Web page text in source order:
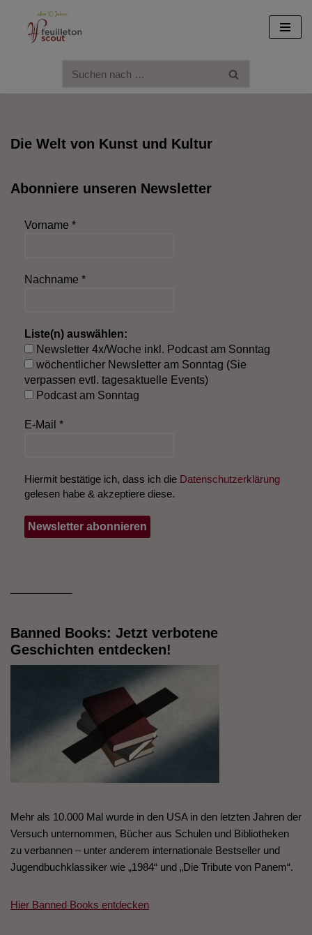
Zum
Die Welt von Kunst und Kultur
Abonniere unseren Newsletter
Vorname *
Nachname *
Liste(n) auswählen:
Newsletter 4x/Woche inkl. Podcast am Sonntag
wöchentlicher Newsletter am Sonntag (Sie
verpassen evtl. tagesaktuelle Events)
Podcast am Sonntag
E-Mail *
Hiermit bestätige ich, dass ich die Datenschutzerklärung
gelesen habe & akzeptiere diese.
Banned Books: Jetzt verbotene
Geschichten entdecken!
Mehr als 10.000 Mal wurde in den USA in den letzten Jahren der
Versuch unternommen, Bücher aus Schulen und Bibliotheken
zu verbannen – unter anderem internationale Bestseller und
Jugendbuchklassiker wie „1984“ und „Die Tribute von Panem“.
Hier Banned Books entdecken